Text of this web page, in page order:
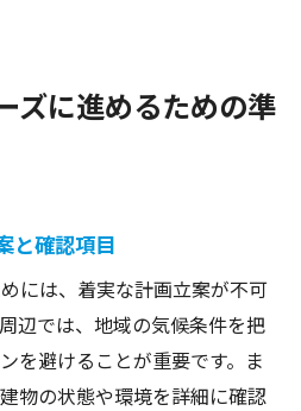
ズに進めるための準
と確認項目
には、着実な計画立案が不可
辺では、地域の気候条件を把
を避けることが重要です。ま
物の状態や環境を詳細に確認